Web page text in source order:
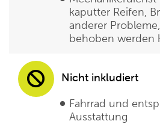
kaputter Reifen,
anderer
behoben werden
Nicht inkludiert
Fahrrad und
Ausstattung